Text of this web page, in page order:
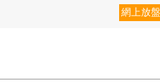
網上放盤